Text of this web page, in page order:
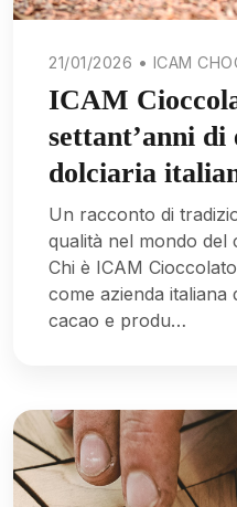
21/01/2026 • ICAM
ICAM
settant’anni di
dolciaria
Un racconto di
qualità nel mondo del
Chi è ICAM
come azienda
cacao e produ…